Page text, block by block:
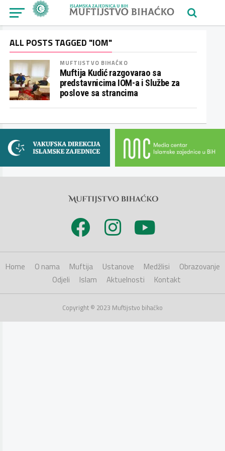
ALL POSTS TAGGED "IOM"
MUFTIJSTVO BIHAĆKO
Muftija Kudić razgovarao sa
predstavnicima IOM-a i Službe za
poslove sa strancima
Home O nama Muftija Ustanove Medžlisi
Obrazovanje
Odjeli
Islam Aktuelnosti Kontakt
Copyright © 2023 Muftijstvo bihaćko